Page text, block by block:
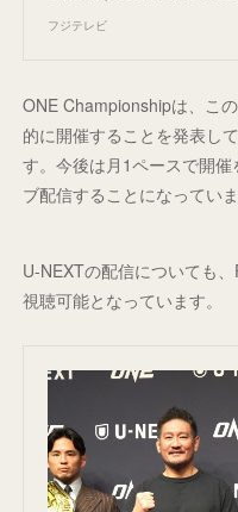
フジテレビ
ONE Championshipは、こ
的に開催することを発表し
す。今後は月1ペースで開
ブ配信することになっていま
U-NEXTの配信についても
視聴可能となっています。